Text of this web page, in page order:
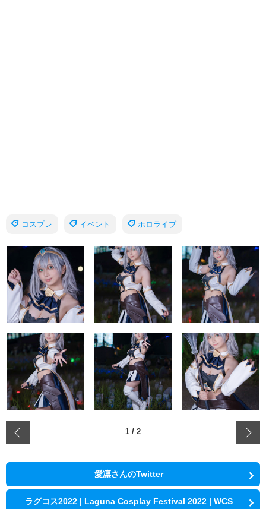
コスプレ イベント ホロライブ
1 / 2
愛凛さんのTwitter
ラグコス2022 | Laguna Cosplay Festival 2022 | WCS